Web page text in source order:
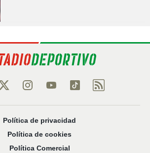
Política de privacidad
Política de cookies
Política Comercial